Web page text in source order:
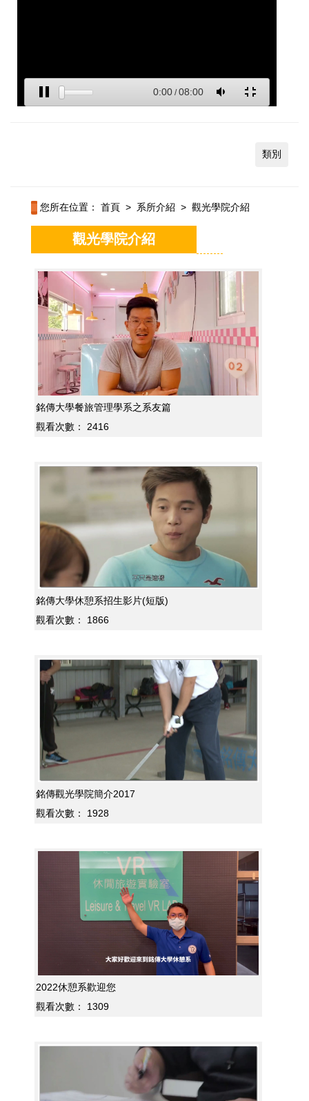
類別
您所在位置： 首頁 > 系所介紹 > 觀光學院介紹
觀光學院介紹
銘傳大學餐旅管理學系之系友篇
觀看次數：
2416
銘傳大學休憩系招生影片(短版)
觀看次數：
1866
銘傳觀光學院簡介2017
觀看次數：
1928
2022休憩系歡迎您
觀看次數：
1309